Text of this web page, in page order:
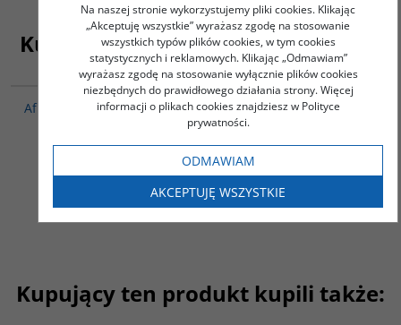
Kupujący ten produkt kupili także
00122G
Afryka i Europa. Od piramid egipskich do Polaków w Afryce
Wschodniej
Zins Henryk
42.00PLN
ZOBACZ
Kupujący ten produkt kupili także:
Na naszej stronie wykorzystujemy pliki cookies. Klikając
„Akceptuję wszystkie” wyrażasz zgodę na stosowanie
wszystkich typów plików cookies, w tym cookies
statystycznych i reklamowych. Klikając „Odmawiam”
wyrażasz zgodę na stosowanie wyłącznie plików cookies
niezbędnych do prawidłowego działania strony. Więcej
informacji o plikach cookies znajdziesz w Polityce
prywatności.
ODMAWIAM
AKCEPTUJĘ WSZYSTKIE